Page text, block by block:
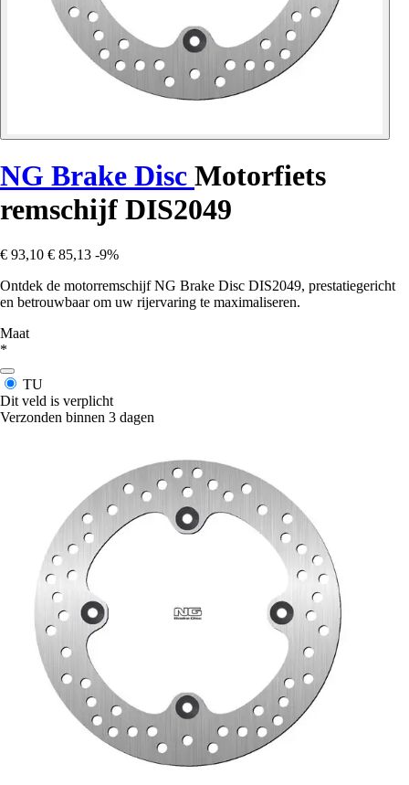
NG Brake Disc Motorfiets
remschijf DIS2049
€ 93,10 € 85,13 -9%
Ontdek de motorremschijf NG Brake Disc DIS2049, prestatiegericht
en betrouwbaar om uw rijervaring te maximaliseren.
Maat
*
TU
Dit veld is verplicht
Verzonden binnen 3 dagen